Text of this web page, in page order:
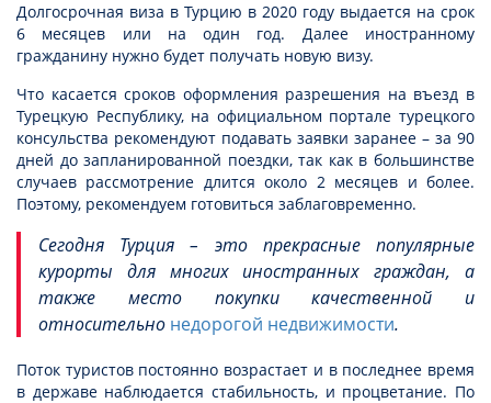
Долгосрочная виза в Турцию в 2020 году выдается на срок
6 месяцев или на один год. Далее иностранному
гражданину нужно будет получать новую визу.
Что касается сроков оформления разрешения на въезд в
Турецкую Республику, на официальном портале турецкого
консульства рекомендуют подавать заявки заранее – за 90
дней до запланированной поездки, так как в большинстве
случаев рассмотрение длится около 2 месяцев и более.
Поэтому, рекомендуем готовиться заблаговременно.
Сегодня Турция – это прекрасные популярные
курорты для многих иностранных граждан, а
также место покупки качественной и
относительно недорогой недвижимости.
Поток туристов постоянно возрастает и в последнее время
в державе наблюдается стабильность, и процветание. По